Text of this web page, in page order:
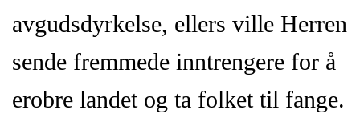
avgudsdyrkelse, ellers ville Herren
sende fremmede inntrengere for å
erobre landet og ta folket til fange.